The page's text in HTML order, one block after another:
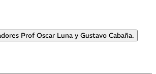
Prof Oscar Luna y Gustavo Cabaña.